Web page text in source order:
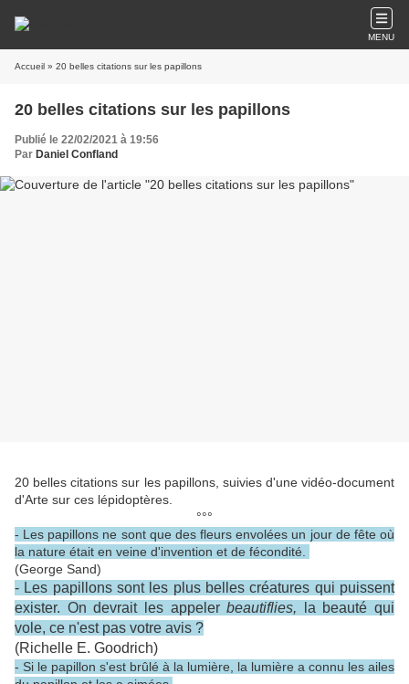
MENU
Accueil » 20 belles citations sur les papillons
20 belles citations sur les papillons
Publié le 22/02/2021 à 19:56
Par Daniel Confland
20 belles citations sur les papillons, suivies d'une vidéo-document
d'Arte sur ces lépidoptères.
°°°
- Les papillons ne sont que des fleurs envolées un jour de fête où
la nature était en veine d'invention et de fécondité.
(George Sand)
- Les papillons sont les plus belles créatures qui puissent
exister. On devrait les appelerbeautiflies,
la beauté qui
vole, ce n'est pas votre avis ?
(Richelle E. Goodrich)
- Si le papillon s'est brûlé à la lumière, la lumière a connu les ailes